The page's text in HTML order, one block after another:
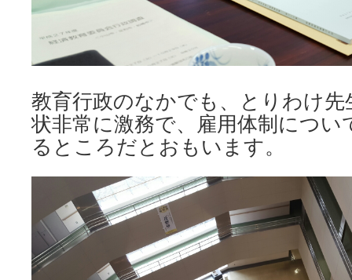
教育行政のなかでも、とりわけ
状非常に激務で、雇用体制につ
るところだとおもいます。